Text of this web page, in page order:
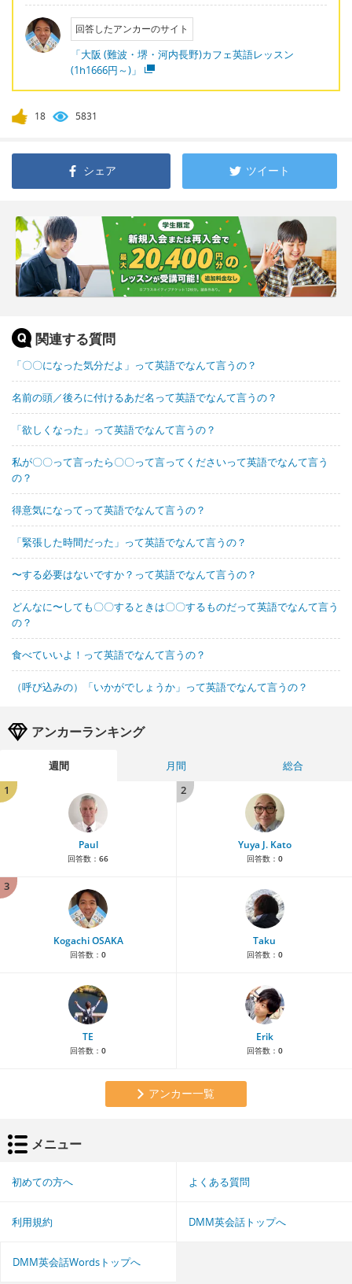
回答したアンカーのサイト
「大阪 (難波・堺・河内長野)カフェ英語レッスン
(1h1666円～)」
18 5831
シェア ツイート
関連する質問
「〇〇になった気分だよ」って英語でなんて言うの？
名前の頭／後ろに付けるあだ名って英語でなんて言うの？
「欲しくなった」って英語でなんて言うの？
私が〇〇って言ったら〇〇って言ってくださいって英語でなんて言う
の？
得意気になってって英語でなんて言うの？
「緊張した時間だった」って英語でなんて言うの？
〜する必要はないですか？って英語でなんて言うの？
どんなに〜しても〇〇するときは〇〇するものだって英語でなんて言う
の？
食べていいよ！って英語でなんて言うの？
（呼び込みの）「いかがでしょうか」って英語でなんて言うの？
アンカーランキング
週間 月間
総合
1
Paul
回答数： 66
2
Yuya J. Kato
回答数： 0
3
Kogachi OSAKA
回答数： 0
Taku
回答数： 0
TE
回答数： 0
Erik
回答数： 0
アンカー一覧
メニュー
初めての方へ よくある質問
利用規約 DMM英会話トップへ
DMM英会話Wordsトップへ